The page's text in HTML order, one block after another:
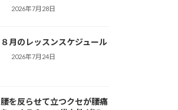
2026年7月28日
８月のレッスンスケジュール
2026年7月24日
腰を反らせて立つクセが腰痛